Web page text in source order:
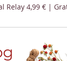
Relay 4,99 € |